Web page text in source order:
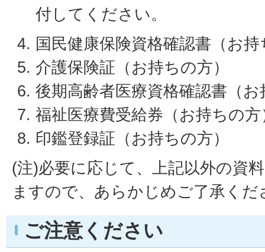
付してください。
国民健康保険資格確認書（お
介護保険証（お持ちの方）
後期高齢者医療資格確認書（
福祉医療費受給券（お持ちの方
印鑑登録証（お持ちの方）
(注)必要に応じて、上記以外の資
ますので、あらかじめご了承くだ
ご注意ください